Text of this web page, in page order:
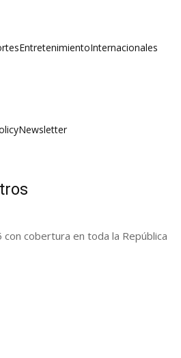
EntretenimientoInternacionales
Newsletter
con cobertura en toda la República